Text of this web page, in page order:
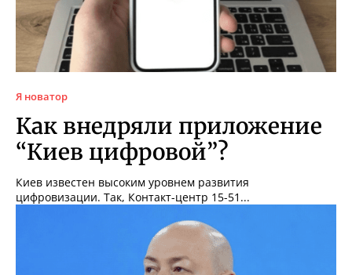
Я новатор
Как внедряли приложение
“Киев цифровой”?
Киев известен высоким уровнем развития
цифровизации. Так, Контакт-центр 15-51...